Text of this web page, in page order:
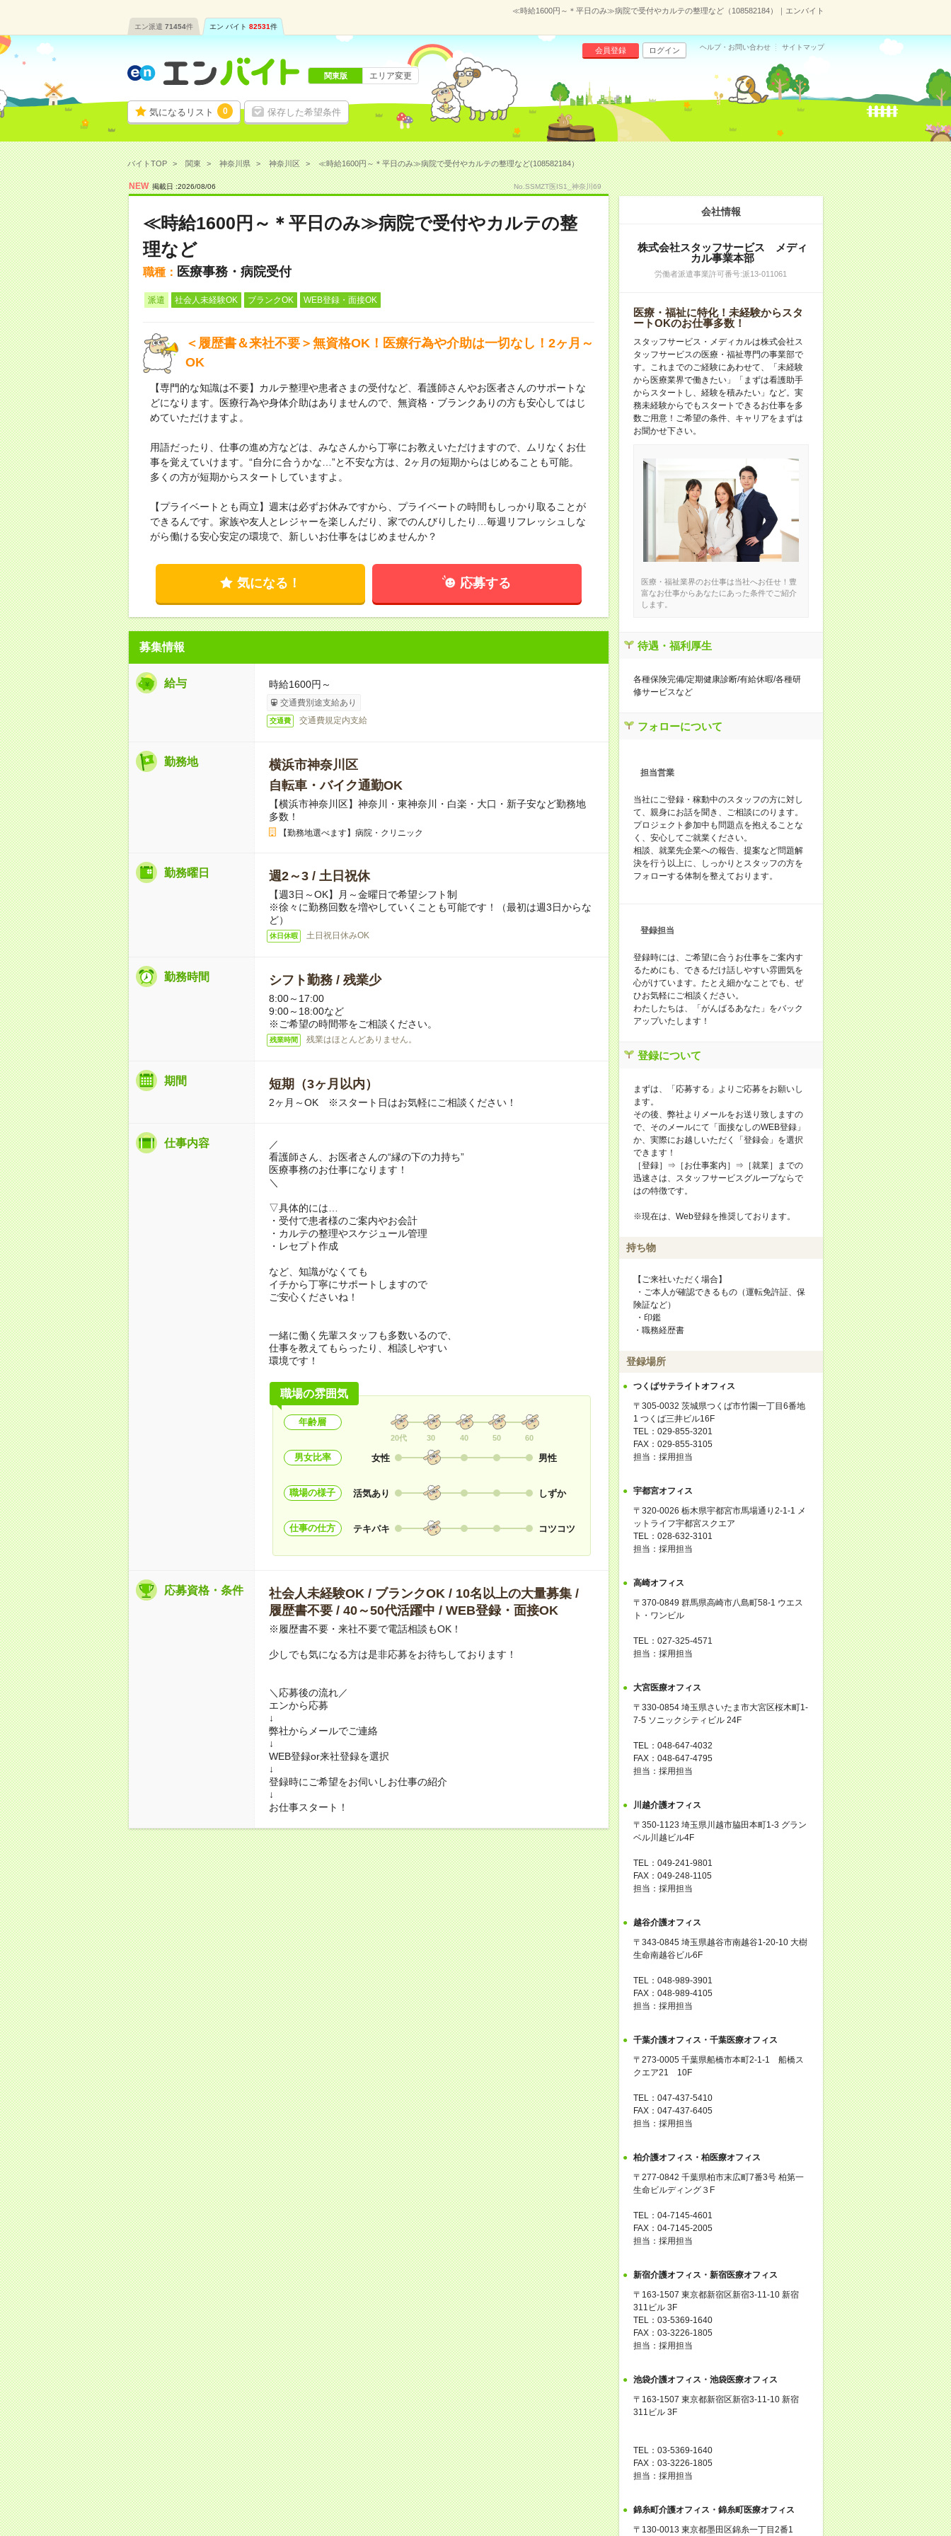
≪時給1600円～＊平日のみ≫病院で受付やカルテの整理など（108582184）｜エンバイト
エン派遣 71454件 エン バイト 82531件
気になるリスト 0 保存した希望条件
会員登録 ログイン ヘルプ・お問い合わせ サイトマップ
関東版 エリア変更
バイトTOP 関東 神奈川県 神奈川区 ≪時給1600円～＊平日のみ≫病院で受付やカルテの整理など(108582184）
NEW 掲載日 :2026/08/06 No.SSMZT医IS1_神奈川69
≪時給1600円～＊平日のみ≫病院で受付やカルテの整
理など
職種： 医療事務・病院受付
派遣 社会人未経験OK ブランクOK WEB登録・面接OK
＜履歴書＆来社不要＞無資格OK！医療行為や介助は一切なし！2ヶ月～
OK
【専門的な知識は不要】カルテ整理や患者さまの受付など、看護師さんやお医者さんのサポートな
どになります。医療行為や身体介助はありませんので、無資格・ブランクありの方も安心してはじ
めていただけますよ。
用語だったり、仕事の進め方などは、みなさんから丁寧にお教えいただけますので、ムリなくお仕
事を覚えていけます。“自分に合うかな…”と不安な方は、2ヶ月の短期からはじめることも可能。
多くの方が短期からスタートしていますよ。
【プライベートとも両立】週末は必ずお休みですから、プライベートの時間もしっかり取ることが
できるんです。家族や友人とレジャーを楽しんだり、家でのんびりしたり…毎週リフレッシュしな
がら働ける安心安定の環境で、新しいお仕事をはじめませんか？
気になる！ 応募する
募集情報
給与 時給1600円～
交通費別途支給あり
交通費 交通費規定内支給
勤務地
横浜市神奈川区
自転車・バイク通勤OK
【横浜市神奈川区】神奈川・東神奈川・白楽・大口・新子安など勤務地
多数！
【勤務地選べます】病院・クリニック
勤務曜日 週2～3 / 土日祝休
【週3日～OK】月～金曜日で希望シフト制
※徐々に勤務回数を増やしていくことも可能です！（最初は週3日からな
ど）
休日休暇 土日祝日休みOK
勤務時間 シフト勤務 / 残業少
8:00～17:00
9:00～18:00など
※ご希望の時間帯をご相談ください。
残業時間 残業はほとんどありません。
期間 短期（3ヶ月以内）
2ヶ月～OK ※スタート日はお気軽にご相談ください！
仕事内容
／
看護師さん、お医者さんの“縁の下の力持ち”
医療事務のお仕事になります！
＼
▽具体的には…
・受付で患者様のご案内やお会計
・カルテの整理やスケジュール管理
・レセプト作成
など、知識がなくても
イチから丁寧にサポートしますので
ご安心くださいね！
一緒に働く先輩スタッフも多数いるので、
仕事を教えてもらったり、相談しやすい
環境です！
職場の雰囲気
年齢層
20代 30 40 50 60
男女比率 女性 男性
職場の様子 活気あり しずか
仕事の仕方 テキパキ コツコツ
応募資格・条件
社会人未経験OK / ブランクOK / 10名以上の大量募集 /
履歴書不要 / 40～50代活躍中 / WEB登録・面接OK
※履歴書不要・来社不要で電話相談もOK！
少しでも気になる方は是非応募をお待ちしております！
＼応募後の流れ／
エンから応募
↓
弊社からメールでご連絡
↓
WEB登録or来社登録を選択
↓
登録時にご希望をお伺いしお仕事の紹介
↓
お仕事スタート！
会社情報
株式会社スタッフサービス メディ
カル事業本部
労働者派遣事業許可番号:派13-011061
医療・福祉に特化！未経験からスタ
ートOKのお仕事多数！
スタッフサービス・メディカルは株式会社ス
タッフサービスの医療・福祉専門の事業部で
す。これまでのご経験にあわせて、「未経験
から医療業界で働きたい」「まずは看護助手
からスタートし、経験を積みたい」など。実
務未経験からでもスタートできるお仕事を多
数ご用意！ご希望の条件、キャリアをまずは
お聞かせ下さい。
医療・福祉業界のお仕事は当社へお任せ！豊
富なお仕事からあなたにあった条件でご紹介
します。
待遇・福利厚生
各種保険完備/定期健康診断/有給休暇/各種研
修サービスなど
フォローについて
担当営業
当社にご登録・稼動中のスタッフの方に対し
て、親身にお話を聞き、ご相談にのります。
プロジェクト参加中も問題点を抱えることな
く、安心してご就業ください。
相談、就業先企業への報告、提案など問題解
決を行う以上に、しっかりとスタッフの方を
フォローする体制を整えております。
登録担当
登録時には、ご希望に合うお仕事をご案内す
るためにも、できるだけ話しやすい雰囲気を
心がけています。たとえ細かなことでも、ぜ
ひお気軽にご相談ください。
わたしたちは、「がんばるあなた」をバック
アップいたします！
登録について
まずは、「応募する」よりご応募をお願いし
ます。
その後、弊社よりメールをお送り致しますの
で、そのメールにて「面接なしのWEB登録」
か、実際にお越しいただく「登録会」を選択
できます！
［登録］⇒［お仕事案内］⇒［就業］までの
迅速さは、スタッフサービスグループならで
はの特徴です。
※現在は、Web登録を推奨しております。
持ち物
【ご来社いただく場合】
・ご本人が確認できるもの（運転免許証、保
険証など）
・印鑑
・職務経歴書
登録場所
つくばサテライトオフィス
〒305-0032 茨城県つくば市竹園一丁目6番地
1 つくば三井ビル16F
TEL：029-855-3201
FAX：029-855-3105
担当：採用担当
宇都宮オフィス
〒320-0026 栃木県宇都宮市馬場通り2-1-1 メ
ットライフ宇都宮スクエア
TEL：028-632-3101
担当：採用担当
高崎オフィス
〒370-0849 群馬県高崎市八島町58-1 ウエス
ト・ワンビル
TEL：027-325-4571
担当：採用担当
大宮医療オフィス
〒330-0854 埼玉県さいたま市大宮区桜木町1-
7-5 ソニックシティビル 24F
TEL：048-647-4032
FAX：048-647-4795
担当：採用担当
川越介護オフィス
〒350-1123 埼玉県川越市脇田本町1-3 グラン
ベル川越ビル4F
TEL：049-241-9801
FAX：049-248-1105
担当：採用担当
越谷介護オフィス
〒343-0845 埼玉県越谷市南越谷1-20-10 大樹
生命南越谷ビル6F
TEL：048-989-3901
FAX：048-989-4105
担当：採用担当
千葉介護オフィス・千葉医療オフィス
〒273-0005 千葉県船橋市本町2-1-1 船橋ス
クエア21 10F
TEL：047-437-5410
FAX：047-437-6405
担当：採用担当
柏介護オフィス・柏医療オフィス
〒277-0842 千葉県柏市末広町7番3号 柏第一
生命ビルディング３F
TEL：04-7145-4601
FAX：04-7145-2005
担当：採用担当
新宿介護オフィス・新宿医療オフィス
〒163-1507 東京都新宿区新宿3-11-10 新宿
311ビル 3F
TEL：03-5369-1640
FAX：03-3226-1805
担当：採用担当
池袋介護オフィス・池袋医療オフィス
〒163-1507 東京都新宿区新宿3-11-10 新宿
311ビル 3F
TEL：03-5369-1640
FAX：03-3226-1805
担当：採用担当
錦糸町介護オフィス・錦糸町医療オフィス
〒130-0013 東京都墨田区錦糸一丁目2番1